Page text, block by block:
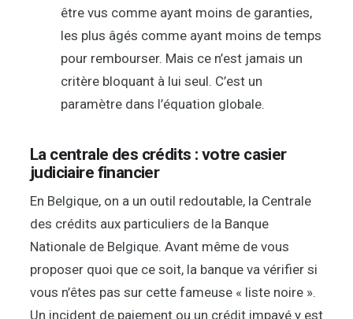
être vus comme ayant moins de garanties,
les plus âgés comme ayant moins de temps
pour rembourser. Mais ce n’est jamais un
critère bloquant à lui seul. C’est un
paramètre dans l’équation globale.
La centrale des crédits : votre casier
judiciaire financier
En Belgique, on a un outil redoutable, la Centrale
des crédits aux particuliers de la Banque
Nationale de Belgique. Avant même de vous
proposer quoi que ce soit, la banque va vérifier si
vous n’êtes pas sur cette fameuse « liste noire ».
Un incident de paiement ou un crédit impayé y est